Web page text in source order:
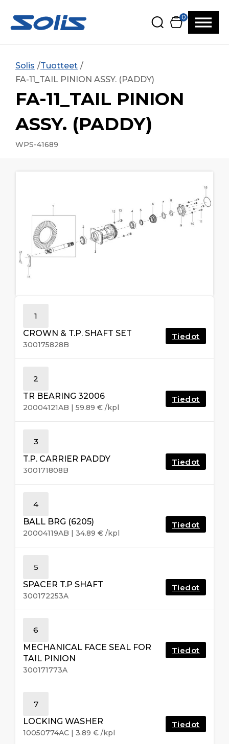
0
Solis
Tuotteet
FA-11_TAIL PINION ASSY. (PADDY)
FA-11_TAIL PINION
ASSY. (PADDY)
WPS-41689
1
CROWN & T.P. SHAFT SET
300175828B
Tiedot
2
TR BEARING 32006
20004121AB | 59.89 € /kpl
Tiedot
3
T.P. CARRIER PADDY
300171808B
Tiedot
4
BALL BRG (6205)
20004119AB | 34.89 € /kpl
Tiedot
5
SPACER T.P SHAFT
300172253A
Tiedot
6
MECHANICAL FACE SEAL FOR
TAIL PINION
300171773A
Tiedot
7
LOCKING WASHER
10050774AC | 3.89 € /kpl
Tiedot